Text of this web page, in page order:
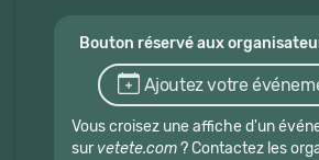
Bouton réservé aux
Ajoutez votre
Vous croisez une affiche d'un
sur vetete.com? Contactez les